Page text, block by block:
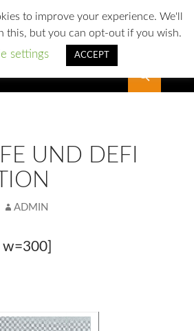
UND DEFI
ADMIN
w=300]
to improve your experience. We'll
this, but you can opt-out if you wish.
settings ACCEPT